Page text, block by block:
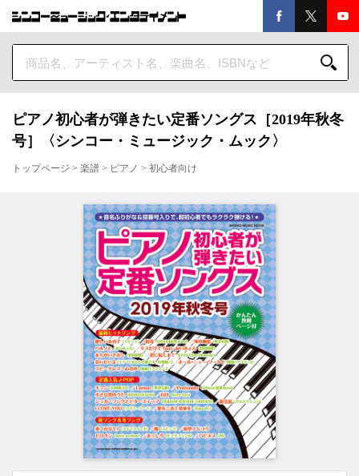
ピアノ初心者が弾きたい定番ソングス［2019年秋冬
号］〈シンコー・ミュージック・ムック〉
トップページ > 楽譜 > ピアノ > 初心者向け